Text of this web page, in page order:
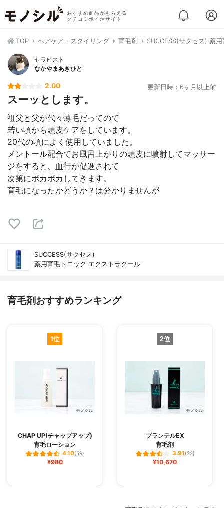
おすすめ商品がもらえる
クチコミポイ活サイト
TOP ヘアケア・スタイリング 育毛剤 SUCCESS(サクセス) 薬
セラピスト
なかやまあきひと
2.00 更新日時：6ヶ月以上前
スーッとします。
祖父と父が代々薄毛だってので
若い頃から頭皮ケアをしています。
20代の頃によく使用していました。
メントール配合でお風呂上がりの頭皮に噴射してマッサー
ジをすると、血行が促進されて
次第にポカポカしてきます。
育毛になったかどうか？は分かりませんが
SUCCESS(サクセス)
薬用育毛トニック エクストラクール
育毛剤おすすめランキング
1位
CHAP UP(チャップアップ)
育毛ローション
4.10(59)
¥980
2位
プランテルEX
育毛剤
3.91(22)
¥10,670